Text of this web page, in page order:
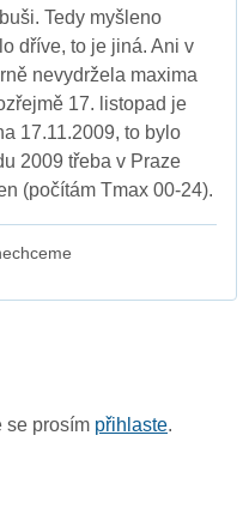
Tedy myšleno
dříve, to je jiná. Ani v
nevydržela maxima
17. listopad je
17.11.2009, to bylo
2009 třeba v Praze
(počítám Tmax 00-24).
se prosím přihlaste.